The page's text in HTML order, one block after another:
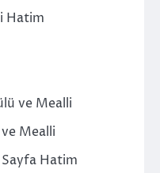
Hatim
ve Mealli
Mealli
Hatim